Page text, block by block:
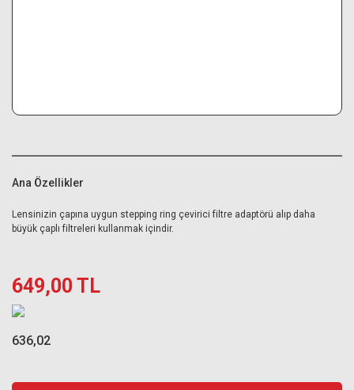
Ana Özellikler
Lensinizin çapına uygun stepping ring çevirici filtre adaptörü alıp daha
büyük çaplı filtreleri kullanmak içindir.
649,00 TL
636,02